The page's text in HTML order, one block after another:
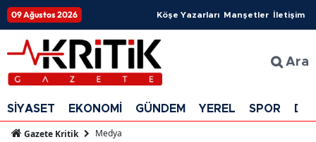
09 Ağustos 2026 Köşe Yazarları Manşetler İletişim
Ara
SİYASET EKONOMİ GÜNDEM YEREL SPOR
Gazete Kritik Medya